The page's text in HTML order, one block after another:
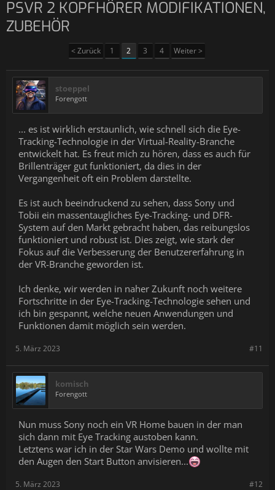
PSVR 2 KOPFHÖRER MODIFIKATIONEN,
ZUBEHÖR
< Zurück 1 2 3 4 Weiter >
stoeppel
Forengott
... es ist wirklich erstaunlich, wie schnell sich die Eye-
Tracking-Technologie in der Virtual-Reality-Branche
entwickelt hat. Es freut mich zu hören, dass es auch für
Brillenträger gut funktioniert, da dies in der
Vergangenheit oft ein Problem darstellte.
Es ist auch beeindruckend zu sehen, dass Sony und
Tobii ein massentaugliches Eye-Tracking- und DFR-
System auf den Markt gebracht haben, das reibungslos
funktioniert und robust ist. Dies zeigt, wie stark der
Fokus auf die Verbesserung der Benutzererfahrung in
der VR-Branche geworden ist.
Ich denke, wir werden in naher Zukunft noch weitere
Fortschritte in der Eye-Tracking-Technologie sehen und
ich bin gespannt, welche neuen Anwendungen und
Funktionen damit möglich sein werden.
#11
5. März 2023
komisch
Forengott
Nun muss Sony noch ein VR Home bauen in der man
sich dann mit Eye Tracking austoben kann.
Letztens war ich in der Star Wars Demo und wollte mit
den Augen den Start Button anvisieren...
#12
5. März 2023